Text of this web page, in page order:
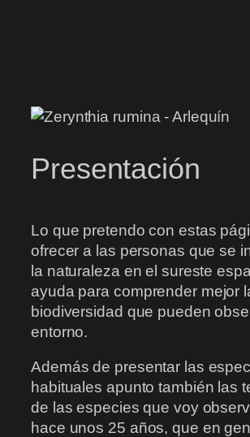
Presentación
Lo que pretendo con estas
ofrecer a las personas que se
la naturaleza en el sureste
ayuda para comprender mejor
biodiversidad que pueden
entorno.
Además de presentar las
habituales apunto también las
de las especies que voy
hace unos 25 años, que en